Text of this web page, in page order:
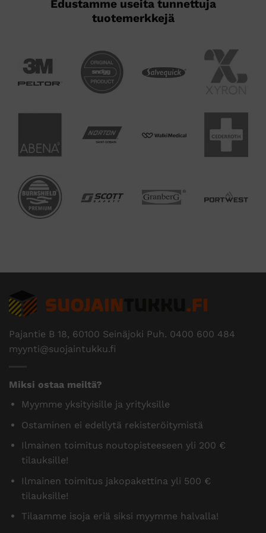
Edustamme useita tunnettuja
tuotemerkkejä
Pajantie B 18, 60100 Seinäjoki Puh. 0400 600 484
myynti@suojaintukku.fi
Miksi ostaa meiltä?
Myymme yksityisille ja yrityksille
Ostaminen ei edellytä rekisteröitymistä
Ilmainen toimitus noutopisteeseen yli 200 €
tilauksille!
Ilmainen toimitus jakopakettina yli 500 €
tilauksille!
Tilaamme isoja eriä siksi myymme halvalla!